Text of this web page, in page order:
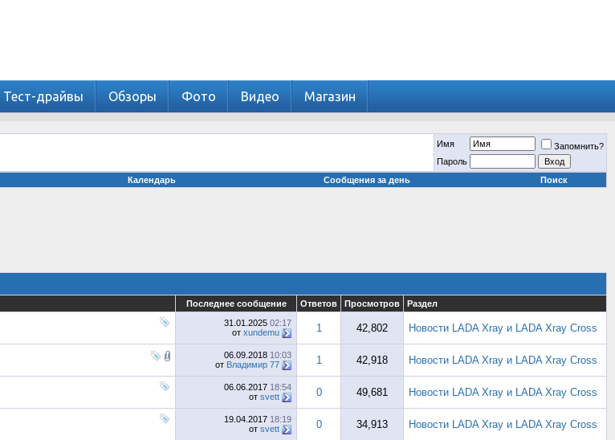
Тест-драйвы Обзоры Фото Видео Магазин
Имя
Запомнить?
Пароль
Календарь Сообщения за день Поиск
Последнее сообщение Ответов Просмотров Раздел
31.01.2025 02:17
от xundemu 1 42,802 Новости LADA Xray и LADA Xray Cross
06.09.2018 10:03
от Владимир 77 1 42,918 Новости LADA Xray и LADA Xray Cross
06.06.2017 18:54
от svett 0 49,681 Новости LADA Xray и LADA Xray Cross
19.04.2017 18:19
от svett 0 34,913 Новости LADA Xray и LADA Xray Cross